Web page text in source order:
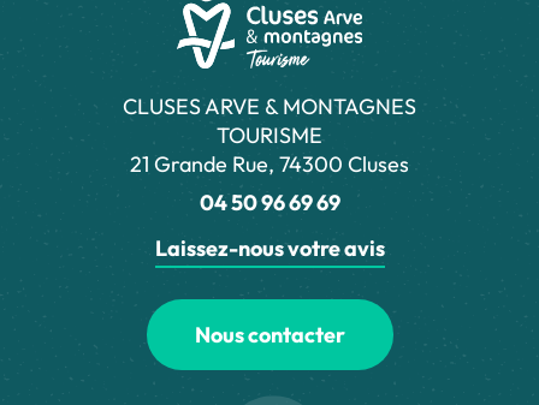
CLUSES ARVE & MONTAGNES
TOURISME
21 Grande Rue, 74300 Cluses
04 50 96 69 69
Laissez-nous votre avis
Nous contacter